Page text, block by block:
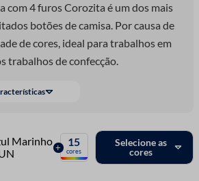
com 4 furos Corozita é um dos mais
botões de camisa. Por causa de
de cores, ideal para trabalhos em
trabalhos de confecção.
+ 15
cores
Selecione as
cores